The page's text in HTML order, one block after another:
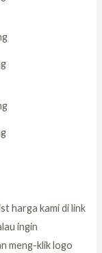
harga kami di link
ingin
meng-klik logo